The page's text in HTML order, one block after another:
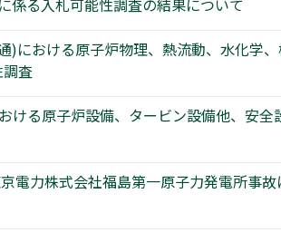
係る入札可能性調査の結果について
)における原子炉物理、熱流動、水化学
査
ける原子炉設備、タービン設備他、安
力株式会社福島第一原子力発電所事